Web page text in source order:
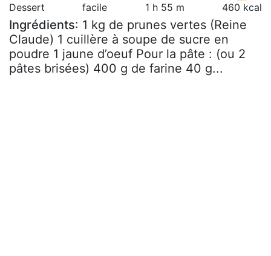
Dessert facile 1 h 55 m 460 kcal
Ingrédients: 1 kg de prunes vertes (Reine
Claude) 1 cuillère à soupe de sucre en
poudre 1 jaune d’oeuf Pour la pâte : (ou 2
pâtes brisées) 400 g de farine 40 g...